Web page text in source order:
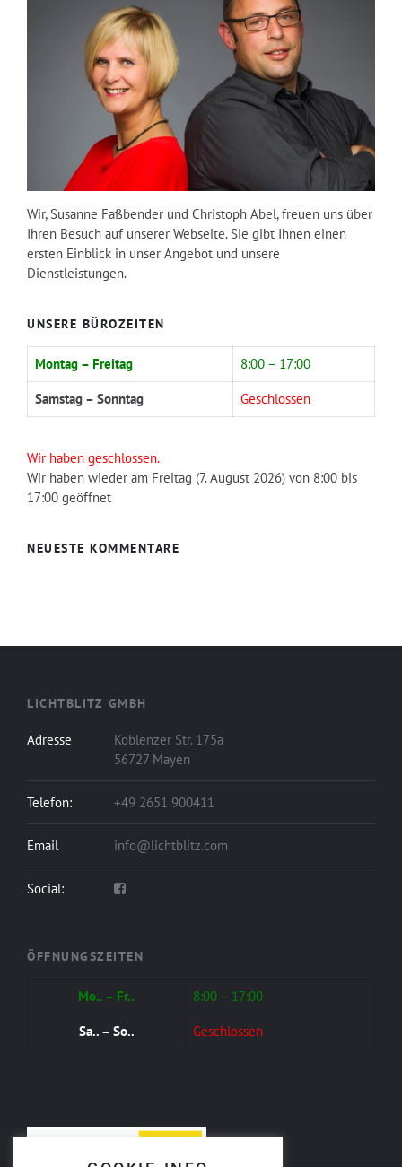
Wir, Susanne Faßbender und Christoph Abel, freuen uns über
Ihren Besuch auf unserer Webseite. Sie gibt Ihnen einen
ersten Einblick in unser Angebot und unsere
Dienstleistungen.
UNSERE BÜROZEITEN
Montag – Freitag 8:00 – 17:00
Samstag – Sonntag Geschlossen
Wir haben geschlossen.
Wir haben wieder am Freitag (7. August 2026) von 8:00 bis
17:00 geöffnet
NEUESTE KOMMENTARE
LICHTBLITZ GMBH
Adresse
Koblenzer Str. 175a
56727 Mayen
Telefon: +49 2651 900411
Email info@lichtblitz.com
Social:
ÖFFNUNGSZEITEN
Mo.. – Fr.. 8:00 – 17:00
Sa.. – So.. Geschlossen